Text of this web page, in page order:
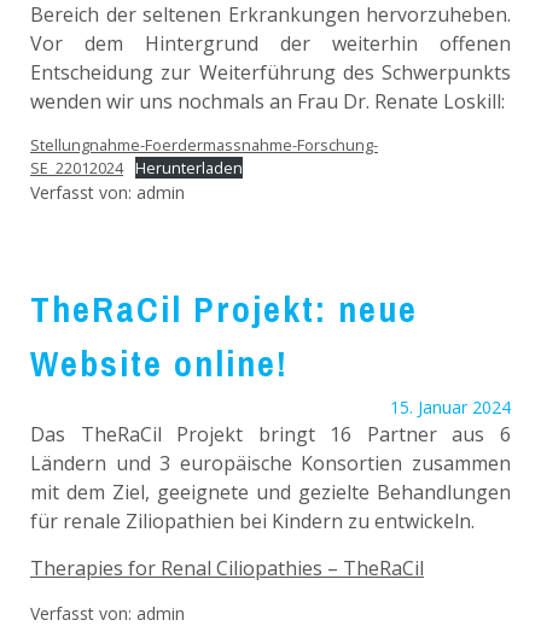
Bereich der seltenen Erkrankungen hervorzuheben.
Vor dem Hintergrund der weiterhin offenen
Entscheidung zur Weiterführung des Schwerpunkts
wenden wir uns nochmals an Frau Dr. Renate Loskill:
Stellungnahme-Foerdermassnahme-Forschung-
SE_22012024 Herunterladen
Verfasst von: admin
TheRaCil Projekt: neue
Website online!
15. Januar 2024
Das TheRaCil Projekt bringt 16 Partner aus 6
Ländern und 3 europäische Konsortien zusammen
mit dem Ziel, geeignete und gezielte Behandlungen
für renale Ziliopathien bei Kindern zu entwickeln.
Therapies for Renal Ciliopathies – TheRaCil
Verfasst von: admin